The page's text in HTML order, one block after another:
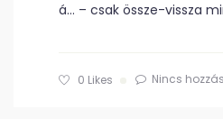
á… – csak össze-vissza
0 Likes Nincs